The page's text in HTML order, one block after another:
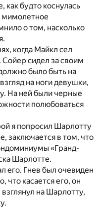
как будто коснулась
мимолетное
о том, насколько
когда Майкл сел
Сойер сидел за своим
было быть на
на ноги девушки,
На ней были черные
полюбоваться
я попросил Шарлотту
заключается в том, что
«Гранд-
Шарлотте.
его. Гнев был очевиден
касается его, он
на Шарлотту,